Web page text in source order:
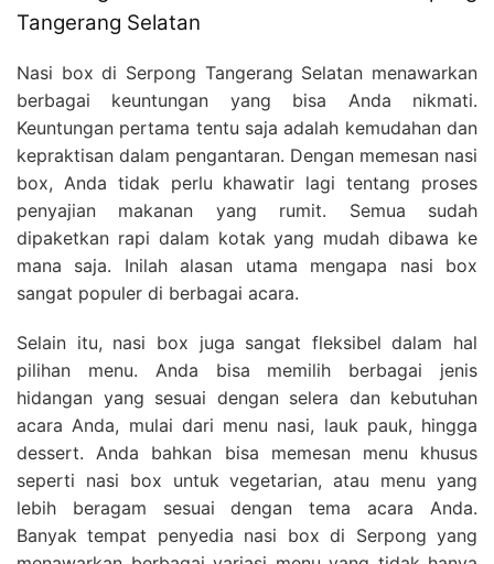
Tangerang Selatan
Nasi box di Serpong Tangerang Selatan menawarkan
berbagai keuntungan yang bisa Anda nikmati.
Keuntungan pertama tentu saja adalah kemudahan dan
kepraktisan dalam pengantaran. Dengan memesan nasi
box, Anda tidak perlu khawatir lagi tentang proses
penyajian makanan yang rumit. Semua sudah
dipaketkan rapi dalam kotak yang mudah dibawa ke
mana saja. Inilah alasan utama mengapa nasi box
sangat populer di berbagai acara.
Selain itu, nasi box juga sangat fleksibel dalam hal
pilihan menu. Anda bisa memilih berbagai jenis
hidangan yang sesuai dengan selera dan kebutuhan
acara Anda, mulai dari menu nasi, lauk pauk, hingga
dessert. Anda bahkan bisa memesan menu khusus
seperti nasi box untuk vegetarian, atau menu yang
lebih beragam sesuai dengan tema acara Anda.
Banyak tempat penyedia nasi box di Serpong yang